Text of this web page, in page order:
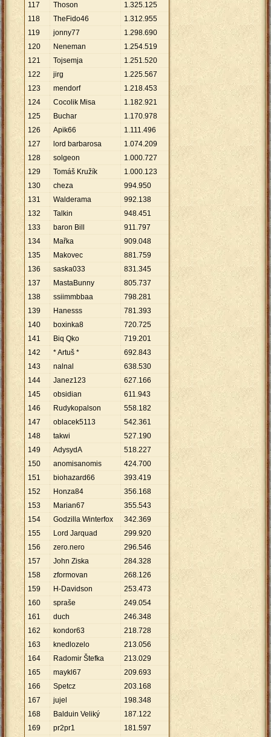
117
Thoson 1.325.125
118
TheFido46 1.312.955
119
jonny77 1.298.690
120
Neneman 1.254.519
121
Tojsemja 1.251.520
122
jirg 1.225.567
123
mendorf 1.218.453
124
Cocolik Misa 1.182.921
125
Buchar 1.170.978
126
Apik66 1.111.496
127
lord barbarosa 1.074.209
128
solgeon 1.000.727
129
Tomáš Kružík 1.000.123
130
cheza 994.950
131
Walderama 992.138
132
Talkin 948.451
133
baron Bill 911.797
134
Mařka 909.048
135
Makovec 881.759
136
saska033 831.345
137
MastaBunny 805.737
138
ssiimmbbaa 798.281
139
Hanesss 781.393
140
boxinka8 720.725
141
Biq Qko 719.201
142
* Artuš * 692.843
143
nalnal 638.530
144
Janez123 627.166
145
obsidian 611.943
146
Rudykopalson 558.182
147
oblacek5113 542.361
148
takwi 527.190
149
AdysydA 518.227
150
anomisanomis 424.700
151
biohazard66 393.419
152
Honza84 356.168
153
Marian67 355.543
154
Godzilla Winterfox 342.369
155
Lord Jarquad 299.920
156
zero.nero 296.546
157
John Ziska 284.328
158
zformovan 268.126
159
H-Davidson 253.473
160
spraše 249.054
161
duch 246.348
162
kondor63 218.728
163
knedlozelo 213.056
164
Radomir Štefka 213.029
165
maykl67 209.693
166
Spetcz 203.168
167
jujel 198.348
168
Balduin Veliký 187.122
169
pr2pr1 181.597